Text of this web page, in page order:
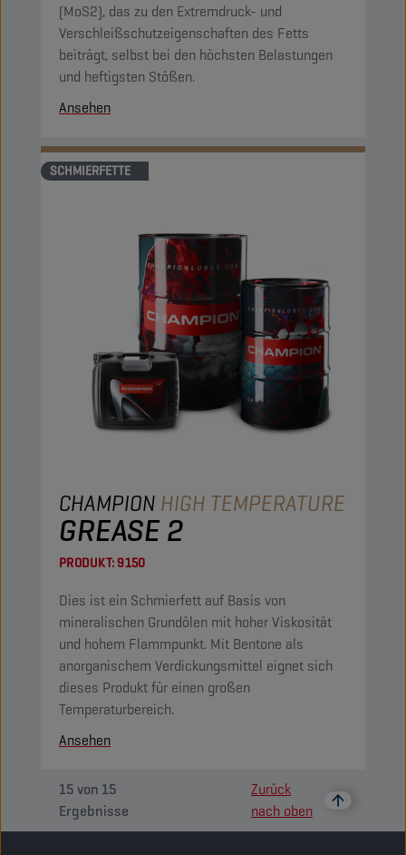
(MoS2), das zu den Extremdruck- und
Verschleißschutzeigenschaften des Fetts
beiträgt, selbst bei den höchsten Belastungen
und heftigsten Stößen.
Ansehen
SCHMIERFETTE
CHAMPION HIGH TEMPERATURE
GREASE 2
PRODUKT:9150
Dies ist ein Schmierfett auf Basis von
mineralischen Grundölen mit hoher Viskosität
und hohem Flammpunkt. Mit Bentone als
anorganischem Verdickungsmittel eignet sich
dieses Produkt für einen großen
Temperaturbereich.
Ansehen
15von 15
Ergebnisse
Zurück
nach oben